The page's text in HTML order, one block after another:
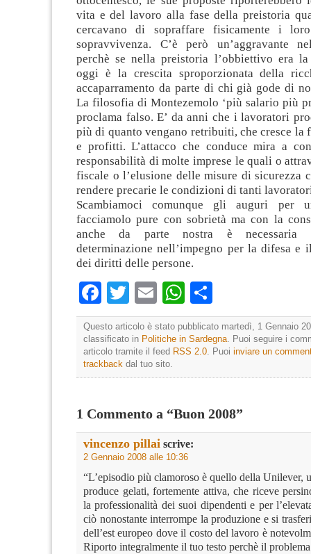
vita e del lavoro alla fase della preistoria
cercavano di sopraffare fisicamente i
sopravvivenza. C’è però un’aggravante
perchè se nella preistoria l’obbiettivo era la
oggi è la crescita sproporzionata della
accaparramento da parte di chi già gode di
La filosofia di Montezemolo ‘più salario più
proclama falso. E’ da anni che i lavoratori
più di quanto vengano retribuiti, che cresce la
e profitti. L’attacco che conduce mira a
responsabilità di molte imprese le quali o
fiscale o l’elusione delle misure di sicurezza
rendere precarie le condizioni di tanti
Scambiamoci comunque gli auguri per
facciamolo pure con sobrietà ma con la
anche da parte nostra è necessaria
determinazione nell’impegno per la difesa e
dei diritti delle persone.
Facebook
TwitterEmailWhatsApp
Questo articolo è stato pubblicato martedì, 1 Gennaio
classificato in Politiche in Sardegna . Puoi seguire i
articolo tramite il feed RSS 2.0 . Puoi inviare un
trackback dal tuo sito.
1 Commento a “Buon 2008”
vincenzo pillai scrive:
2 Gennaio 2008 alle 10:36
“L’episodio più clamoroso è quello della Unilever,
produce gelati, fortemente attiva, che riceve
la professionalità dei suoi dipendenti e per
ciò nonostante interrompe la produzione e si
dell’est europeo dove il costo del lavoro è
Riporto integralmente il tuo testo perchè il